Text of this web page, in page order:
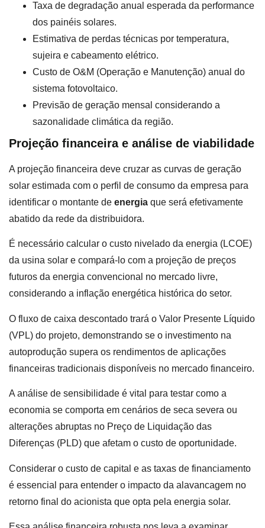
Taxa de degradação anual esperada da performance
dos painéis solares.
Estimativa de perdas técnicas por temperatura,
sujeira e cabeamento elétrico.
Custo de O&M (Operação e Manutenção) anual do
sistema fotovoltaico.
Previsão de geração mensal considerando a
sazonalidade climática da região.
Projeção financeira e análise de viabilidade
A projeção financeira deve cruzar as curvas de geração
solar estimada com o perfil de consumo da empresa para
identificar o montante de energia que será efetivamente
abatido da rede da distribuidora.
É necessário calcular o custo nivelado da energia (LCOE)
da usina solar e compará-lo com a projeção de preços
futuros da energia convencional no mercado livre,
considerando a inflação energética histórica do setor.
O fluxo de caixa descontado trará o Valor Presente Líquido
(VPL) do projeto, demonstrando se o investimento na
autoprodução supera os rendimentos de aplicações
financeiras tradicionais disponíveis no mercado financeiro.
A análise de sensibilidade é vital para testar como a
economia se comporta em cenários de seca severa ou
alterações abruptas no Preço de Liquidação das
Diferenças (PLD) que afetam o custo de oportunidade.
Considerar o custo de capital e as taxas de financiamento
é essencial para entender o impacto da alavancagem no
retorno final do acionista que opta pela energia solar.